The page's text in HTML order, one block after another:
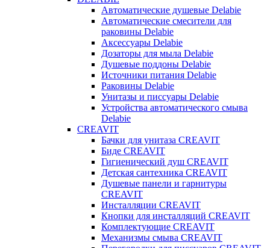
Автоматические душевые Delabie
Автоматические смесители для
раковины Delabie
Аксессуары Delabie
Дозаторы для мыла Delabie
Душевые поддоны Delabie
Источники питания Delabie
Раковины Delabie
Унитазы и писсуары Delabie
Устройства автоматического смыва
Delabie
CREAVIT
Бачки для унитаза CREAVIT
Биде CREAVIT
Гигиенический душ CREAVIT
Детская сантехника CREAVIT
Душевые панели и гарнитуры
CREAVIT
Инсталляции CREAVIT
Кнопки для инсталляций CREAVIT
Комплектующие CREAVIT
Механизмы смыва CREAVIT